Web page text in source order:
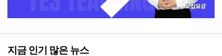
지금 인기 많은 뉴스